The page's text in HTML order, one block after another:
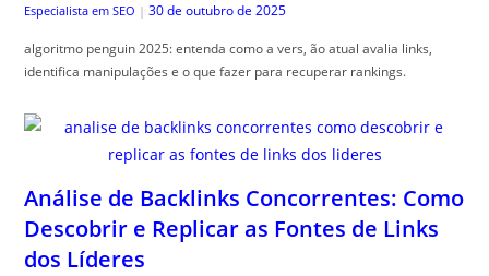
Especialista em SEO | 30 de outubro de 2025
algoritmo penguin 2025: entenda como a vers, ão atual avalia links,
identifica manipulações e o que fazer para recuperar rankings.
Análise de Backlinks Concorrentes: Como
Descobrir e Replicar as Fontes de Links
dos Líderes